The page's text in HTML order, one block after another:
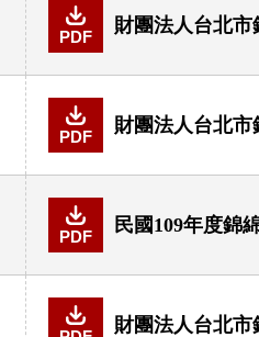
PDF
財團法人台北
PDF
財團法人台北市
PDF
民國109年度錦
財團法人台北市